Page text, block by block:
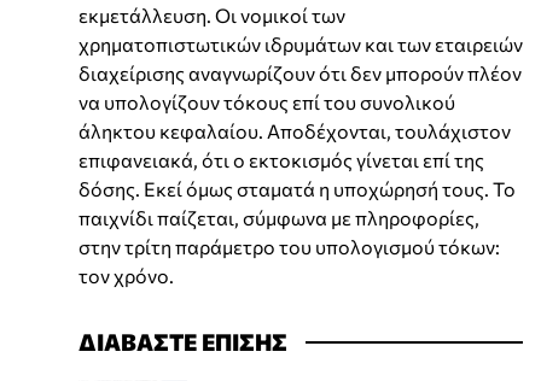
εκμετάλλευση. Οι νομικοί των
χρηματοπιστωτικών ιδρυμάτων και των εταιρειών
διαχείρισης αναγνωρίζουν ότι δεν μπορούν πλέον
να υπολογίζουν τόκους επί του συνολικού
άληκτου κεφαλαίου. Αποδέχονται, τουλάχιστον
επιφανειακά, ότι ο εκτοκισμός γίνεται επί της
δόσης. Εκεί όμως σταματά η υποχώρησή τους. Το
παιχνίδι παίζεται, σύμφωνα με πληροφορίες,
στην τρίτη παράμετρο του υπολογισμού τόκων:
τον χρόνο.
ΔΙΑΒΑΣΤΕ ΕΠΙΣΗΣ